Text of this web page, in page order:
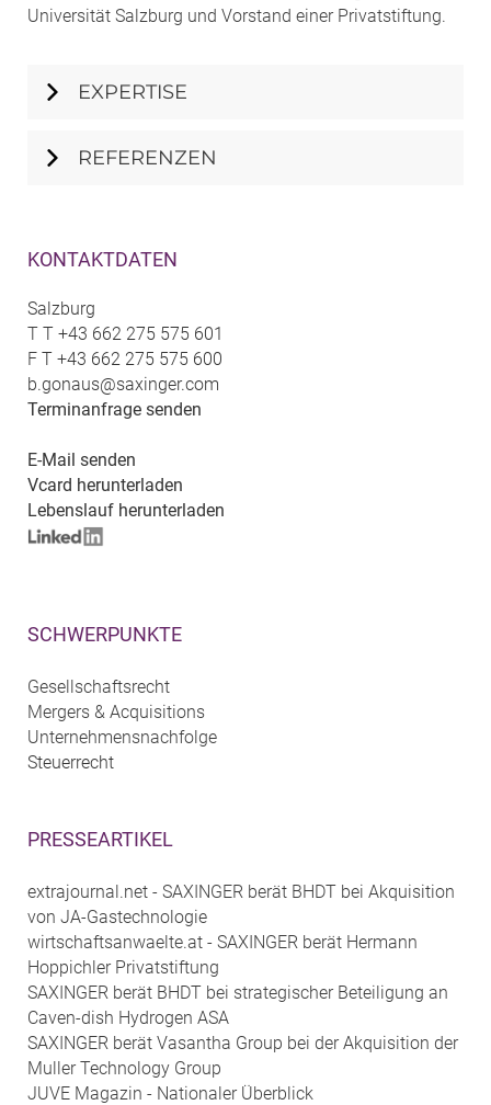
KONTAKTDATEN
Salzburg
T T +43 662 275 575 601
F T +43 662 275 575 600
b.gonaus@saxinger.com
Terminanfrage senden
E-Mail senden
Vcard herunterladen
Lebenslauf herunterladen
SCHWERPUNKTE
Gesellschaftsrecht
Mergers & Acquisitions
Unternehmensnachfolge
Steuerrecht
PRESSEARTIKEL
extrajournal.net - SAXINGER berät BHDT bei Akquisition
von JA-Gastechnologie
wirtschaftsanwaelte.at - SAXINGER berät Hermann
Hoppichler Privatstiftung
SAXINGER berät BHDT bei strategischer Beteiligung an
Caven-dish Hydrogen ASA
SAXINGER berät Vasantha Group bei der Akquisition der
Muller Technology Group
JUVE Magazin - Nationaler Überblick
Universität Salzburg und Vorstand einer Privatstiftung.
EXPERTISE
REFERENZEN